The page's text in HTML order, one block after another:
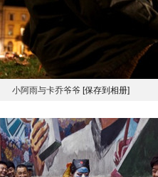
小阿雨与卡乔爷爷 [保存到相册]